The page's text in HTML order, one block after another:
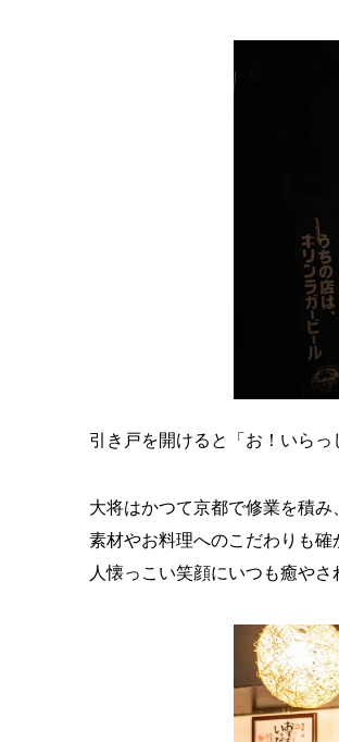
引き戸を開けると「お！いらっ
大将はかつて京都で修業を積み
素材やお料理へのこだわりも
人懐っこい笑顔にいつも癒やさ